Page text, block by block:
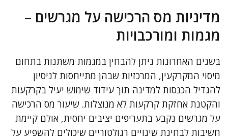
מדיניות מס הרכישה על מגרשים –
מגמות ומורכבויות
בשנים האחרונות ניתן להבחין במגמות משתנות בתחום
מיסוי המקרקעין, המרכזיות שבהן מתייחסות לניסיון
להגדיל הכנסות למדינה תוך עידוד שימוש יעיל בקרקעות
והקטנת אחזקת קרקעות לא מנוצלות. שיעור מס הרכישה
על מגרשים נקבע בתעריפים יציבים יחסית, אולם קיימת
חשיבות לבחינת שינויים רגולטוריים שיכולים להשפיע על